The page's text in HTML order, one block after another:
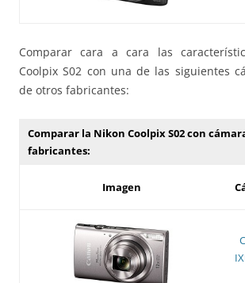
Comparar cara a cara las
Coolpix S02 con una de las siguientes
de otros fabricantes:
Comparar la Nikon Coolpix S02 con
fabricantes:
Imagen